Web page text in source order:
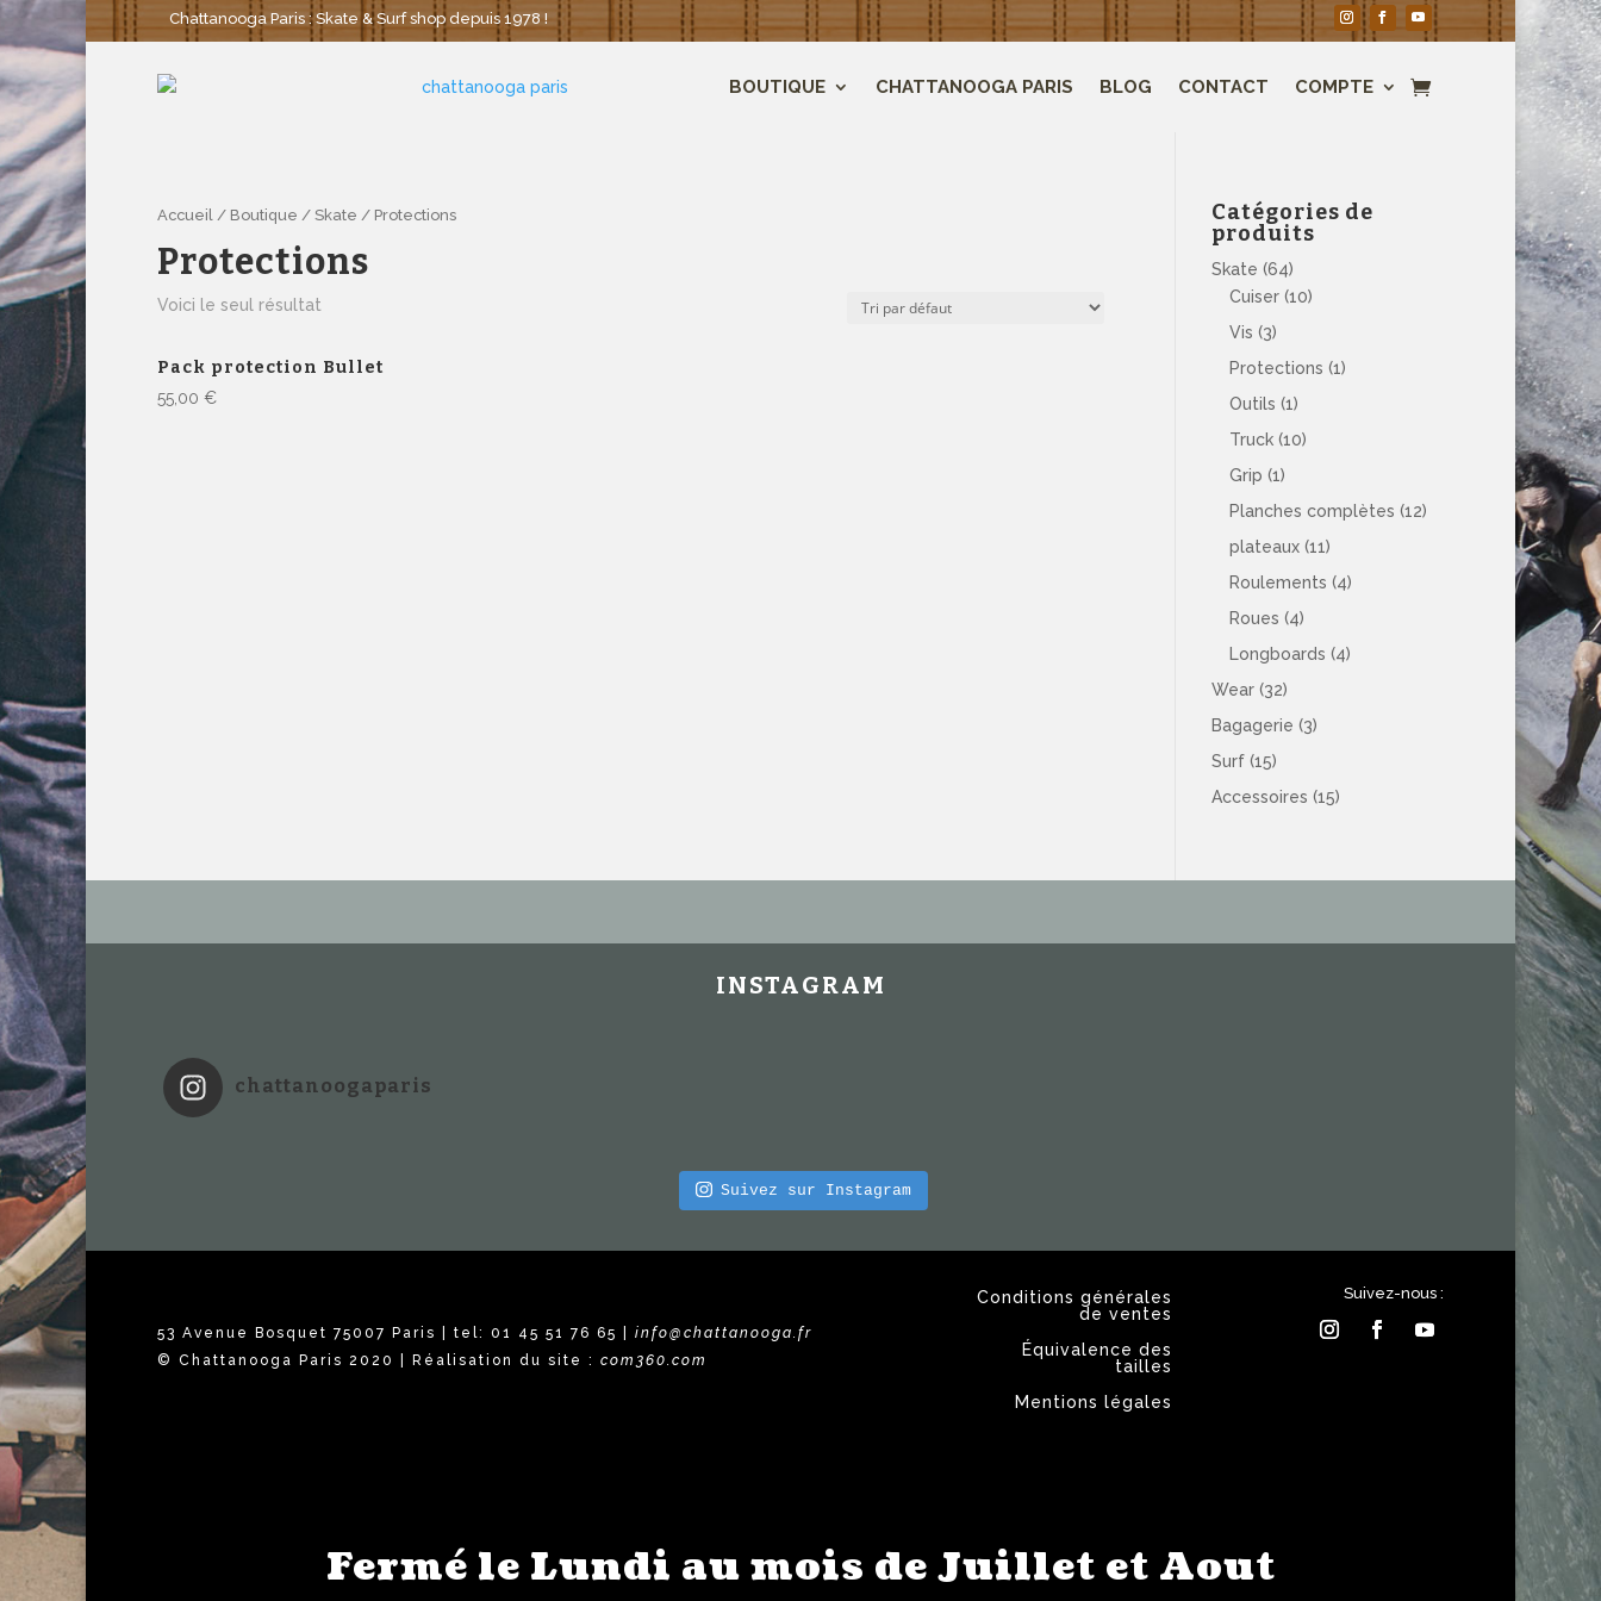
Chattanooga Paris : Skate & Surf shop depuis 1978 !
BOUTIQUE CHATTANOOGA PARIS BLOG CONTACT COMPTE
Accueil / Boutique / Skate / Protections
Protections
Voici le seul résultat
Pack protection Bullet
55,00 €
Catégories de
produits
Skate (64)
Cuiser (10)
Vis (3)
Protections (1)
Outils (1)
Truck (10)
Grip (1)
Planches complètes (12)
plateaux (11)
Roulements (4)
Roues (4)
Longboards (4)
Wear (32)
Bagagerie (3)
Surf (15)
Accessoires (15)
INSTAGRAM
chattanoogaparis
Suivez sur Instagram
53 Avenue Bosquet 75007 Paris | tel: 01 45 51 76 65 | info@chattanooga.fr
© Chattanooga Paris 2020 | Réalisation du site : com360.com
Conditions générales
de ventes
Équivalence des
tailles
Mentions légales
Suivez-nous :
Fermé le Lundi au mois de Juillet et Aout